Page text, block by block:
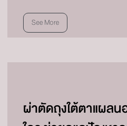
See More
ผ่าตัดถุงใต้ตาแผลน